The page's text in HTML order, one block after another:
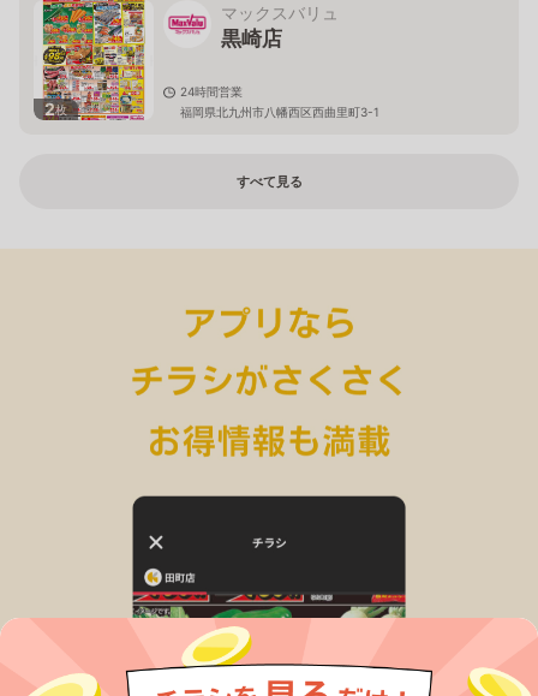
2枚
マックスバリュ
黒崎店
24時間営業
福岡県北九州市八幡西区西曲里町3-1
すべて見る